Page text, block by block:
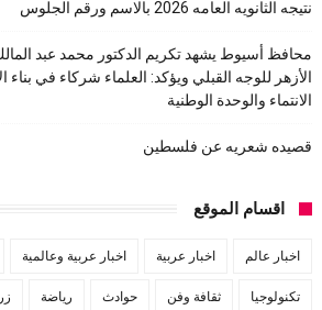
نتيجه الثانويه العامه 2026 بالاسم ورقم الجلوس
محافظ أسيوط يشهد تكريم الدكتور محمد عبد
الأزهر للوجه القبلي ويؤكد: العلماء شركاء في بناء
الانتماء والوحدة الوطنية
قصيده شعريه عن فلسطين
اقسام الموقع
اخبار عالم اخبار عربية اخبار عربية وعالمية
تكنولوجيا ثقافة وفن حوادث رياضة